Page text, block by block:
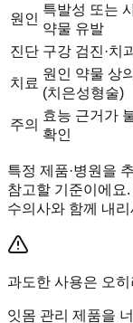
원인
특발성 또는
약물 유발
진단 구강 검진·치
치료
원인 약물 상
(치은성형술)
주의
효능 근거가
확인
특정 제품·병원을
참고할 기준이에요
수의사와 함께 내리
과도한 사용은 오
잇몸 관리 제품을